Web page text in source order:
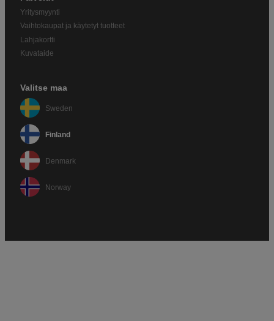
Yritysmyynti
Vaihtokaupat ja käytetyt tuotteet
Lahjakortti
Kuvataide
Valitse maa
Sweden
Finland
Denmark
Norway